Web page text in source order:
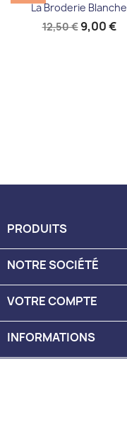
La Broderie Blanche
12,50 € 9,00 €
PRODUITS
NOTRE SOCIÉTÉ
VOTRE COMPTE
INFORMATIONS